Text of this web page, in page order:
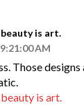
is art.
AM
Those
is art.